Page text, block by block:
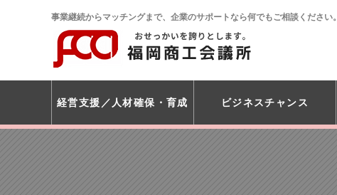
事業継続からマッチングまで、企業のサポートなら何でもご相談ください。
経営支援 人材確保・育成 ビジネスチャンス